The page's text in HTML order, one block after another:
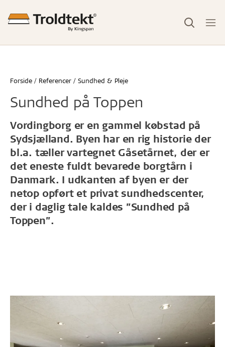
Forside Referencer Sundhed & Pleje
Sundhed på Toppen
Vordingborg er en gammel købstad på
Sydsjælland. Byen har en rig historie der
bl.a. tæller vartegnet Gåsetårnet, der er
det eneste fuldt bevarede borgtårn i
Danmark. I udkanten af byen er der
netop opført et privat sundhedscenter,
der i daglig tale kaldes ”Sundhed på
Toppen”.